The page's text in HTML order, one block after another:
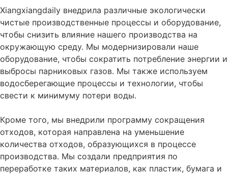
Xiangxiangdaily внедрила различные экологически
чистые производственные процессы и оборудование,
чтобы снизить влияние нашего производства на
окружающую среду. Мы модернизировали наше
оборудование, чтобы сократить потребление энергии и
выбросы парниковых газов. Мы также используем
водосберегающие процессы и технологии, чтобы
свести к минимуму потери воды.
Кроме того, мы внедрили программу сокращения
отходов, которая направлена на уменьшение
количества отходов, образующихся в процессе
производства. Мы создали предприятия по
переработке таких материалов, как пластик, бумага и